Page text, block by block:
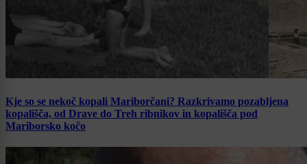
Kje so se nekoč kopali Mariborčani? Razkrivamo pozabljena
kopališča, od Drave do Treh ribnikov in kopališča pod
Mariborsko kočo